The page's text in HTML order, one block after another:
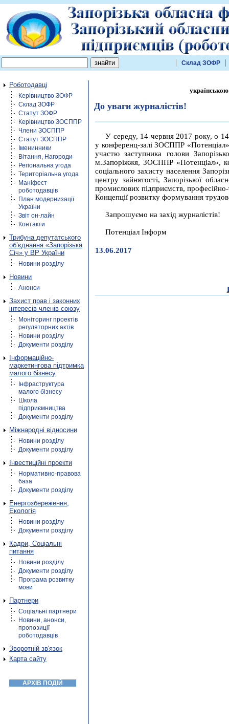
Склад ЗОФР
Роботодавці
Керівництво ЗОФР
Склад ЗОФР
Статут ЗОФР
Керівництво ЗОСППР
Члени ЗОСППР
Статут ЗОСППР
Іменинники
Вітання, Нагороди
Регіональна угода
Територіальна угода
Маніфест
роботодавців
План модернизації
України
Звіт он-лайн
Контакти
Трибуна депутатського
об’єднання «Запорізька
Січ» у ВР України
Новини розділу
Новини
Анонси
Захист прав і законних
інтересів членів союзу
Моніторинг проектів
регуляторних актів
Новини розділу
Документи розділу
Інформаційно-
маркетингова підтримка
малого бізнесу
Інфраструктура
малого бізнесу
Школа
підприємництва
Документи розділу
Міжнародні відносини
Новини розділу
Документи розділу
Інвестиційні проекти
Нормативно-правова
база
Документи розділу
Енергозбереження,
Екологія
Новини розділу
Документи розділу
Кадри, Соціальні
питання
Новини розділу
Документи розділу
Програма розвитку
мови
Партнери
Соціальні партнери
Новини, анонси,
пропозиції
роботодавців
Зворотній зв'язок
Карта сайту
АРХІВ ПОДІЙ
До уваги журналістів!
У середу, 14 червня 2017 року, о
у конференц-залі ЗОСППР
участю заступника голови
м.Запоріжжя, ЗОСППР «Потенціал»,
соціального захисту населення
центру зайнятості, Запорізької
промислових підприємств,
Концепції розвитку формування
Запрошуємо на захід журналістів!
Потенціал Інформ
13.06.2017